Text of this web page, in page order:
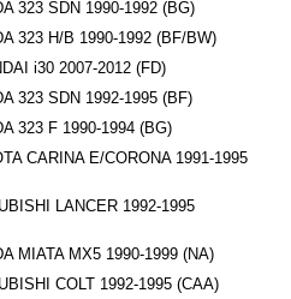
323 SDN 1990-1992 (BG)
323 H/B 1990-1992 (BF/BW)
i30 2007-2012 (FD)
323 SDN 1992-1995 (BF)
323 F 1990-1994 (BG)
CARINA E/CORONA 1991-1995
LANCER 1992-1995
MIATA MX5 1990-1999 (NA)
COLT 1992-1995 (CAA)